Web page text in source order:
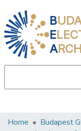
B
E
A
Communities &
Home Budapest